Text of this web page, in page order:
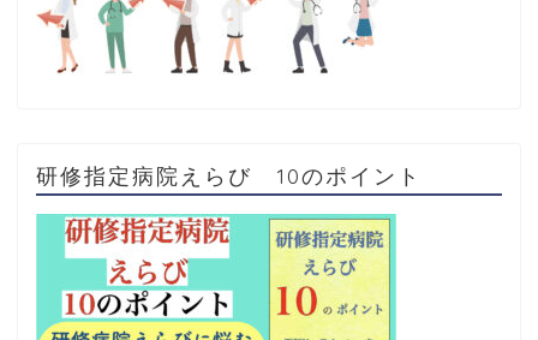
研修指定病院えらび 10のポイント